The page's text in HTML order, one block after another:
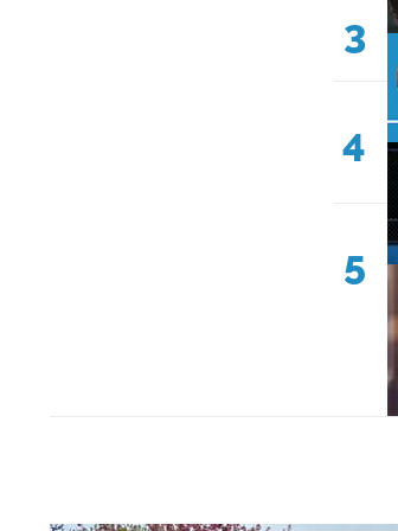
3
4
5